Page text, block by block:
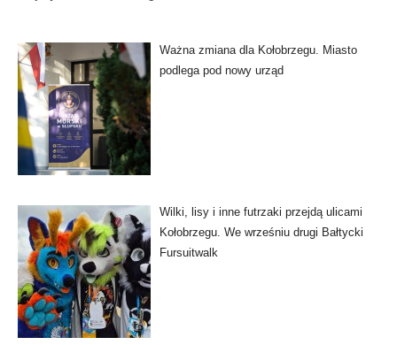
Ważna zmiana dla Kołobrzegu. Miasto
podlega pod nowy urząd
Wilki, lisy i inne futrzaki przejdą ulicami
Kołobrzegu. We wrześniu drugi Bałtycki
Fursuitwalk